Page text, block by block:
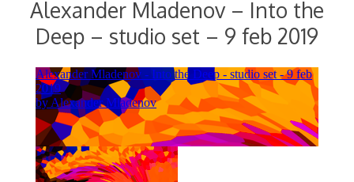
Alexander Mladenov – Into the
Deep – studio set – 9 feb 2019